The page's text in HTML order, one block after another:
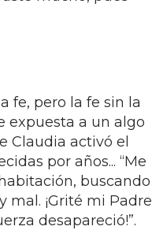
fe, pero la fe sin la
expuesta a un algo
Claudia activó el
por años... “Me
buscando
¡Grité mi Padre
desapareció!”.